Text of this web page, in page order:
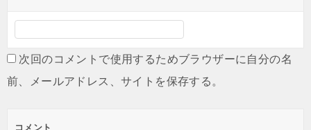
次回のコメントで使用するためブラウザーに自分の名
前、メールアドレス、サイトを保存する。
コメント